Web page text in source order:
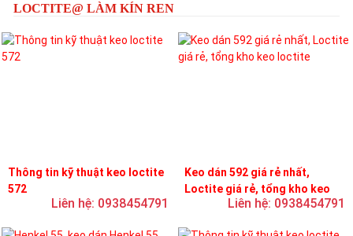
LOCTITE@ LÀM KÍN REN
Thông tin kỹ thuật keo loctite
572
Liên hệ: 0938454791
Keo dán 592 giá rẻ nhất,
Loctite giá rẻ, tổng kho keo
Liên hệ: 0938454791